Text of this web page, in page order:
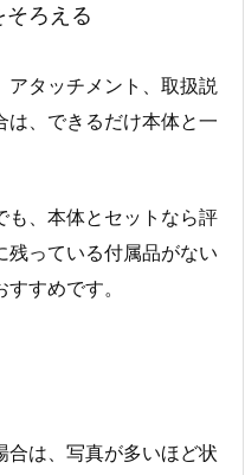
ろえる
アタッチメント、取扱説
は、できるだけ本体と一
も、本体とセットなら評
残っている付属品がない
すめです。
合は、写真が多いほど状